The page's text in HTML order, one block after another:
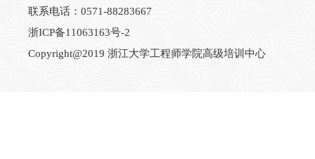
联系电话：0571-88283667
浙ICP备11063163号-2
Copyright@2019 浙江大学工程师学院高级培训中心